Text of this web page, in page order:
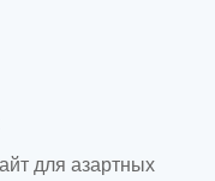
для азартных